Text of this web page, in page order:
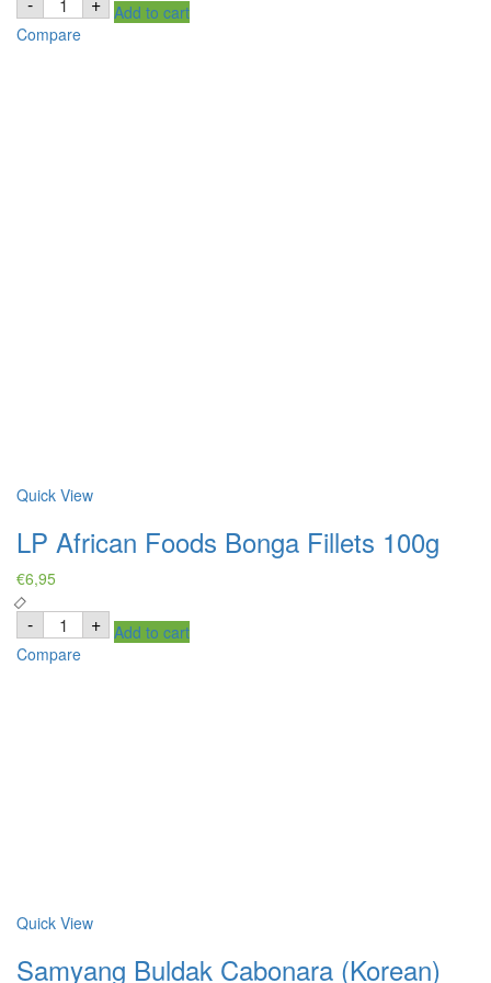
African
Foods
Barracuda
Add to cart
Compare
Quick View
LP African Foods Bonga Fillets 100g
€6,95
- LP
African
Foods
Bonga
+ Add to cart
Compare
Quick View
Samyang Buldak Cabonara (Korean)